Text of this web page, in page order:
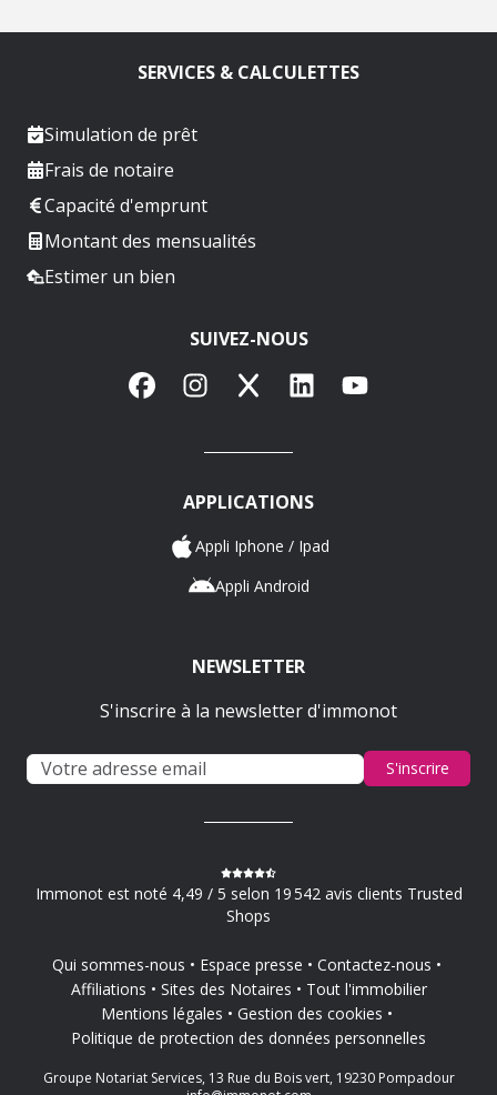
SERVICES & CALCULETTES
Simulation de prêt
Frais de notaire
Capacité d'emprunt
Montant des mensualités
Estimer un bien
SUIVEZ-NOUS
FacebookInstagram
X LinkedInYouTube
APPLICATIONS
Appli Iphone / Ipad
Appli Android
NEWSLETTER
S'inscrire à la newsletter d'immonot
S'inscrire
Immonot est noté 4,49 / 5 selon 19 542 avis clients Trusted
Shops
Qui sommes-nous Espace presse
Contactez-nous
Affiliations
Sites des Notaires
Tout l'immobilier
Mentions légales
Gestion des cookies
Politique de protection des données personnelles
Groupe Notariat Services, 13 Rue du Bois vert, 19230 Pompadour